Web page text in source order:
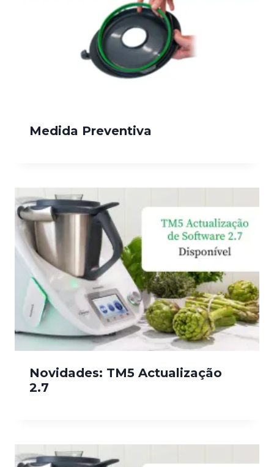
Medida Preventiva
Novidades: TM5 Actualização
2.7